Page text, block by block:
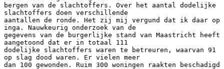
bergen van de slachtoffers. Over het aantal dodelijke
slachtoffers doen verschillende
aantallen de ronde. Het zij mij vergund dat ik daar op
inga. Nauwkeurig onderzoek van de
gegevens van de burgerlijke stand van Maastricht heeft
aangetoond dat er in totaal 111
dodelijke slachtoffers waren te betreuren, waarvan 91
op slag dood waren. Er vielen meer
dan 100 gewonden. Ruim 300 woningen raakten beschadigd